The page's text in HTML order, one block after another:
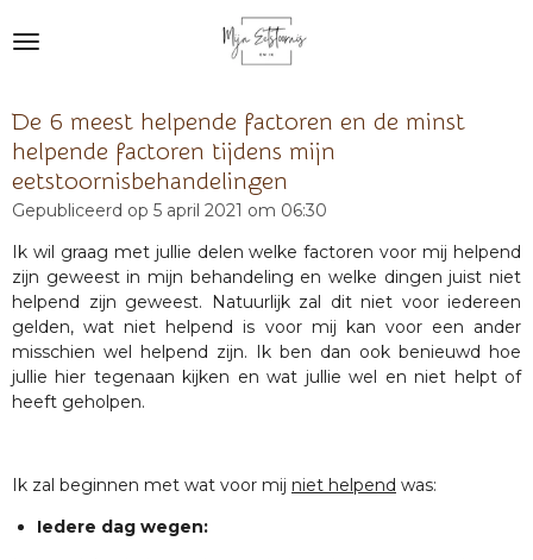
direct
hoofdinhoud
De 6 meest helpende factoren en de minst
helpende factoren tijdens mijn
eetstoornisbehandelingen
Gepubliceerd op 5 april 2021 om 06:30
Ik wil graag met jullie delen welke factoren voor mij helpend
zijn geweest in mijn behandeling en welke dingen juist niet
helpend zijn geweest. Natuurlijk zal dit niet voor iedereen
gelden, wat niet helpend is voor mij kan voor een ander
misschien wel helpend zijn. Ik ben dan ook benieuwd hoe
jullie hier tegenaan kijken en wat jullie wel en niet helpt of
heeft geholpen.
Ik zal beginnen met wat voor mij niet helpend was:
Iedere dag wegen: